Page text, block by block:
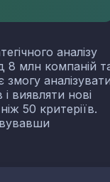
аналізу
8 млн компаній
змогу
виявляти нові
50 критеріїв.